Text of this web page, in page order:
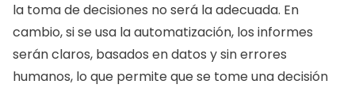
la toma de decisiones no será la adecuada. En
cambio, si se usa la automatización, los informes
serán claros, basados en datos y sin errores
humanos, lo que permite que se tome una decisión